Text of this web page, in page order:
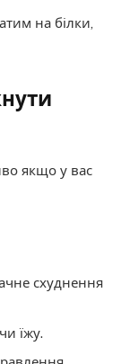
на білки,
якщо у вас
схуднення
їжу.